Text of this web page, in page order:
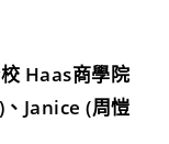
Haas商學院
Janice (周愷